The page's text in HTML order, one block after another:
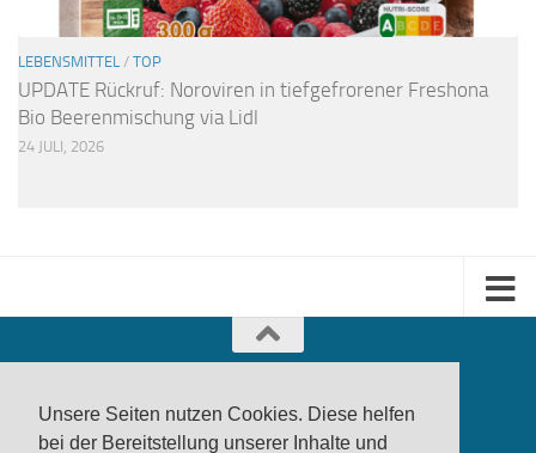
Unsere Seiten nutzen Cookies. Diese helfen
bei der Bereitstellung unserer Inhalte und
LEBENSMITTEL / TOP
UPDATE Rückruf: Noroviren in tiefgefrorener Freshona
Bio Beerenmischung via Lidl
24 JULI, 2026